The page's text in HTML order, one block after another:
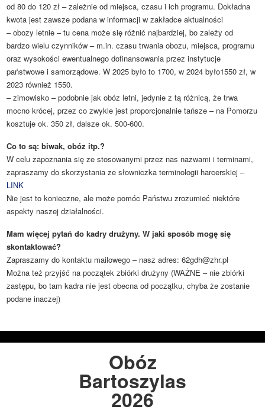
od 80 do 120 zł – zależnie od miejsca, czasu i ich programu. Dokładna
kwota jest zawsze podana w informacji w zakładce aktualności
– obozy letnie – tu cena może się różnić najbardziej, bo zależy od
bardzo wielu czynników – m.in. czasu trwania obozu, miejsca, programu
oraz wysokości ewentualnego dofinansowania przez instytucje
państwowe i samorządowe. W 2025 było to 1700, w 2024 było1550 zł, w
2023 również 1550.
– zimowisko – podobnie jak obóz letni, jedynie z tą różnicą, że trwa
mocno krócej, przez co zwykle jest proporcjonalnie tańsze – na Pomorzu
kosztuje ok. 350 zł, dalsze ok. 500-600.
Co to są: biwak, obóz itp.?
W celu zapoznania się ze stosowanymi przez nas nazwami i terminami,
zapraszamy do skorzystania ze słowniczka terminologii harcerskiej –
LINK
Nie jest to konieczne, ale może pomóc Państwu zrozumieć niektóre
aspekty naszej działalności.
Mam więcej pytań do kadry drużyny. W jaki sposób mogę się
skontaktować?
Zapraszamy do kontaktu mailowego – nasz adres:62gdh@zhr.pl
Można też przyjść na początek zbiórki drużyny (WAŻNE – nie zbiórki
zastępu, bo tam kadra nie jest obecna od początku, chyba że zostanie
podane inaczej)
Obóz
Bartoszylas
2026